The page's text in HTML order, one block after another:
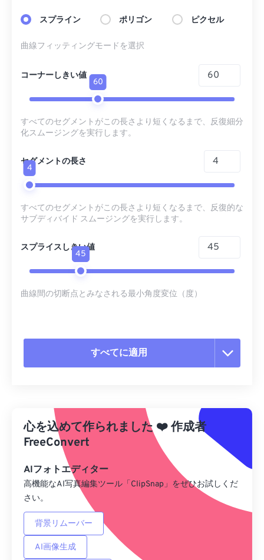
スプライン ポリゴン ピクセル
曲線フィッティングモードを選択
コーナーしきい値
60
すべてのセグメントがこの長さより短くなるまで、反復細分
化スムージングを実行します。
セグメントの長さ
4
すべてのセグメントがこの長さより短くなるまで、反復的な
サブディバイド スムージングを実行します。
スプライスしきい値
45
曲線間の切断点とみなされる最小角度変位（度）
すべてに適用
プリセットから適用
プリセットとして保存
心を込めて作られました ❤️作成者
FreeConvert
AIフォトエディター
高機能なAI写真編集ツール「ClipSnap」をぜひお試しくだ
さい。
背景リムーバー
AI画像生成